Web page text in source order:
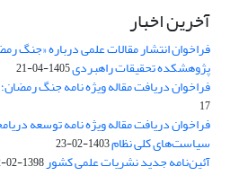
آخرین اخبار
فراخوان انتشار مقالات علمی درباره «جنگ
پژوهشکده تحقیقات راهبردی1405-04-21
فراخوان دریافت مقاله ویژه نامه جنگ رمضان؛
17
فراخوان دریافت مقاله ویژه نامه توسعه
سیاست‌های کلی نظام1403-02-23
آئین‌نامه جدید نشریات علمی کشور1398-02-22